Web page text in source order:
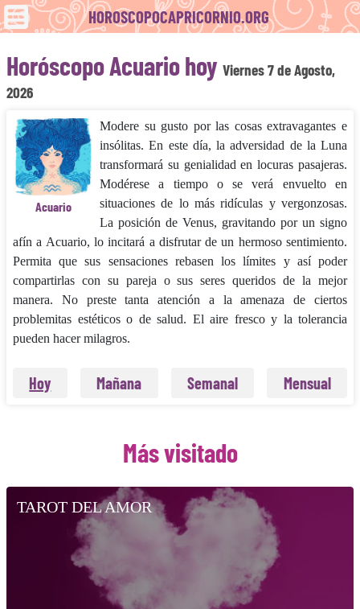
HOROSCOPOCAPRICORNIO.ORG
Horóscopo Acuario hoy Viernes 7 de Agosto,
2026
Acuario
Modere su gusto por las cosas extravagantes e
insólitas. En este día, la adversidad de la Luna
transformará su genialidad en locuras pasajeras.
Modérese a tiempo o se verá envuelto en
situaciones de lo más ridículas y vergonzosas.
La posición de Venus, gravitando por un signo
afín a Acuario, lo incitará a disfrutar de un hermoso sentimiento.
Permita que sus sensaciones rebasen los límites y así poder
compartirlas con su pareja o sus seres queridos de la mejor
manera. No preste tanta atención a la amenaza de ciertos
problemitas estéticos o de salud. El aire fresco y la tolerancia
pueden hacer milagros.
Hoy Mañana Semanal Mensual
Más visitado
TAROT DEL AMOR